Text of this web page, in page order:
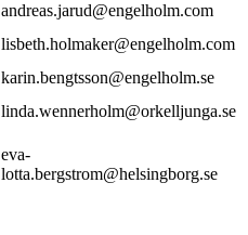
andreas.jarud@engelholm.com
lisbeth.holmaker@engelholm.com
karin.bengtsson@engelholm.se
linda.wennerholm@orkelljunga.se
eva-
lotta.bergstrom@helsingborg.se